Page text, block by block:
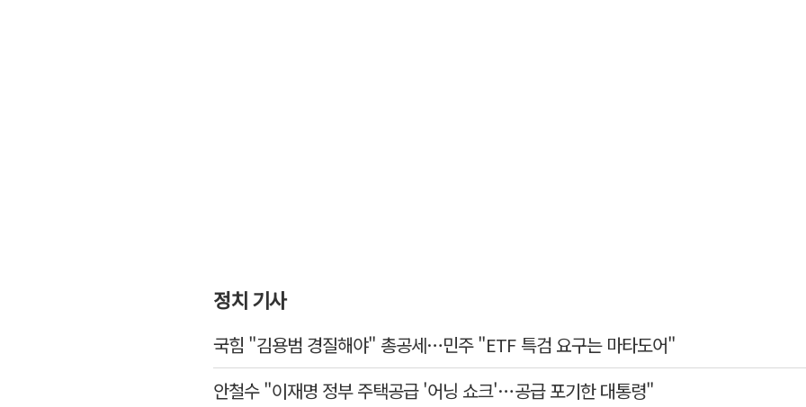
정치 기사
국힘 "김용범 경질해야" 총공세…민주 "ETF 특검 요구는 마타도어"
안철수 "이재명 정부 주택공급 '어닝 쇼크'…공급 포기한 대통령"